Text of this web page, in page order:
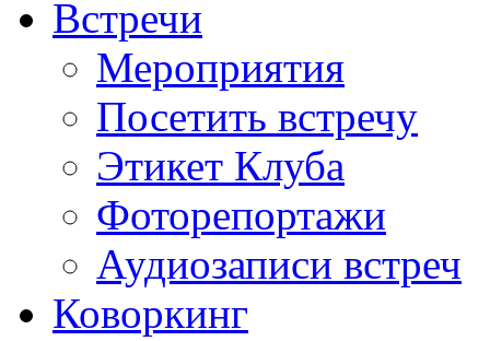
Встречи
Мероприятия
Посетить встречу
Этикет Клуба
Фоторепортажи
Аудиозаписи встреч
Коворкинг